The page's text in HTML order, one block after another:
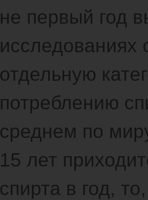
не первый год
исследованиях
отдельную
потреблению
среднем по
15 лет
спирта в год,